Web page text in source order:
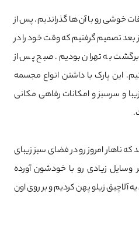
خوشی رو با آن ها گذراندیم. پس از
تصمیم گرفتیم که وقت خود را در
به تهران بودیم. صبح پس از
این پارک با داشتن انواع مجسمه‌
و سرسبز و امکانات رفاهی مکانی
ناهار امروز رو در فضای سبز زیبای
زیادی رو با خودشون آورده
آلاچیق زیلو پهن کردیم و بر روی اون